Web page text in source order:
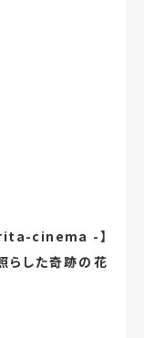
rita-cinema -】
らした奇跡の花